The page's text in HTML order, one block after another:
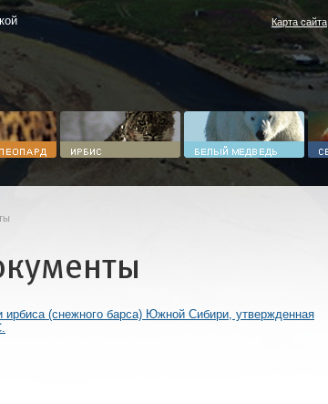
Карта сайта
ирбиса (снежного барса) Южной Сибири, утвержденная